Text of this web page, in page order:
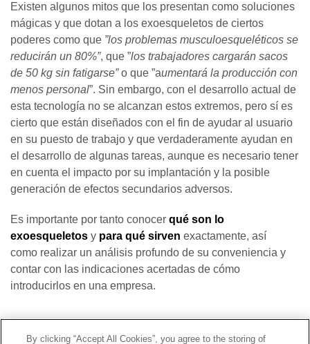
Existen algunos mitos que los presentan como soluciones
mágicas y que dotan a los exoesqueletos de ciertos
poderes como que ”los problemas musculoesqueléticos se
reducirán un 80%”, que ”los trabajadores cargarán sacos
de 50 kg sin fatigarse”o que ”aumentará la producción con
menos personal”. Sin embargo, con el desarrollo actual de
esta tecnología no se alcanzan estos extremos, pero sí es
cierto que están diseñados con el fin de ayudar al usuario
en su puesto de trabajo y que verdaderamente ayudan en
el desarrollo de algunas tareas, aunque es necesario tener
en cuenta el impacto por su implantación y la posible
generación de efectos secundarios adversos.
Es importante por tanto conocer qué son lo
exoesqueletos y para qué sirven exactamente, así
como realizar un análisis profundo de su conveniencia y
contar con las indicaciones acertadas de cómo
introducirlos en una empresa.
By clicking “Accept All Cookies”, you agree to the storing of